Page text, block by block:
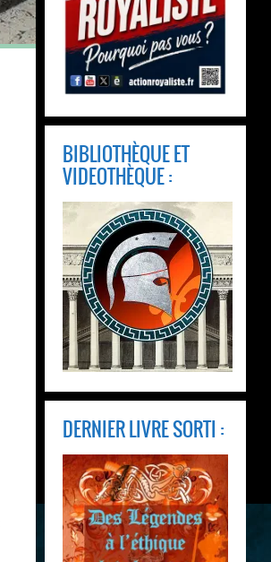
BIBLIOTHÈQUE ET
VIDEOTHÈQUE :
DERNIER LIVRE SORTI :